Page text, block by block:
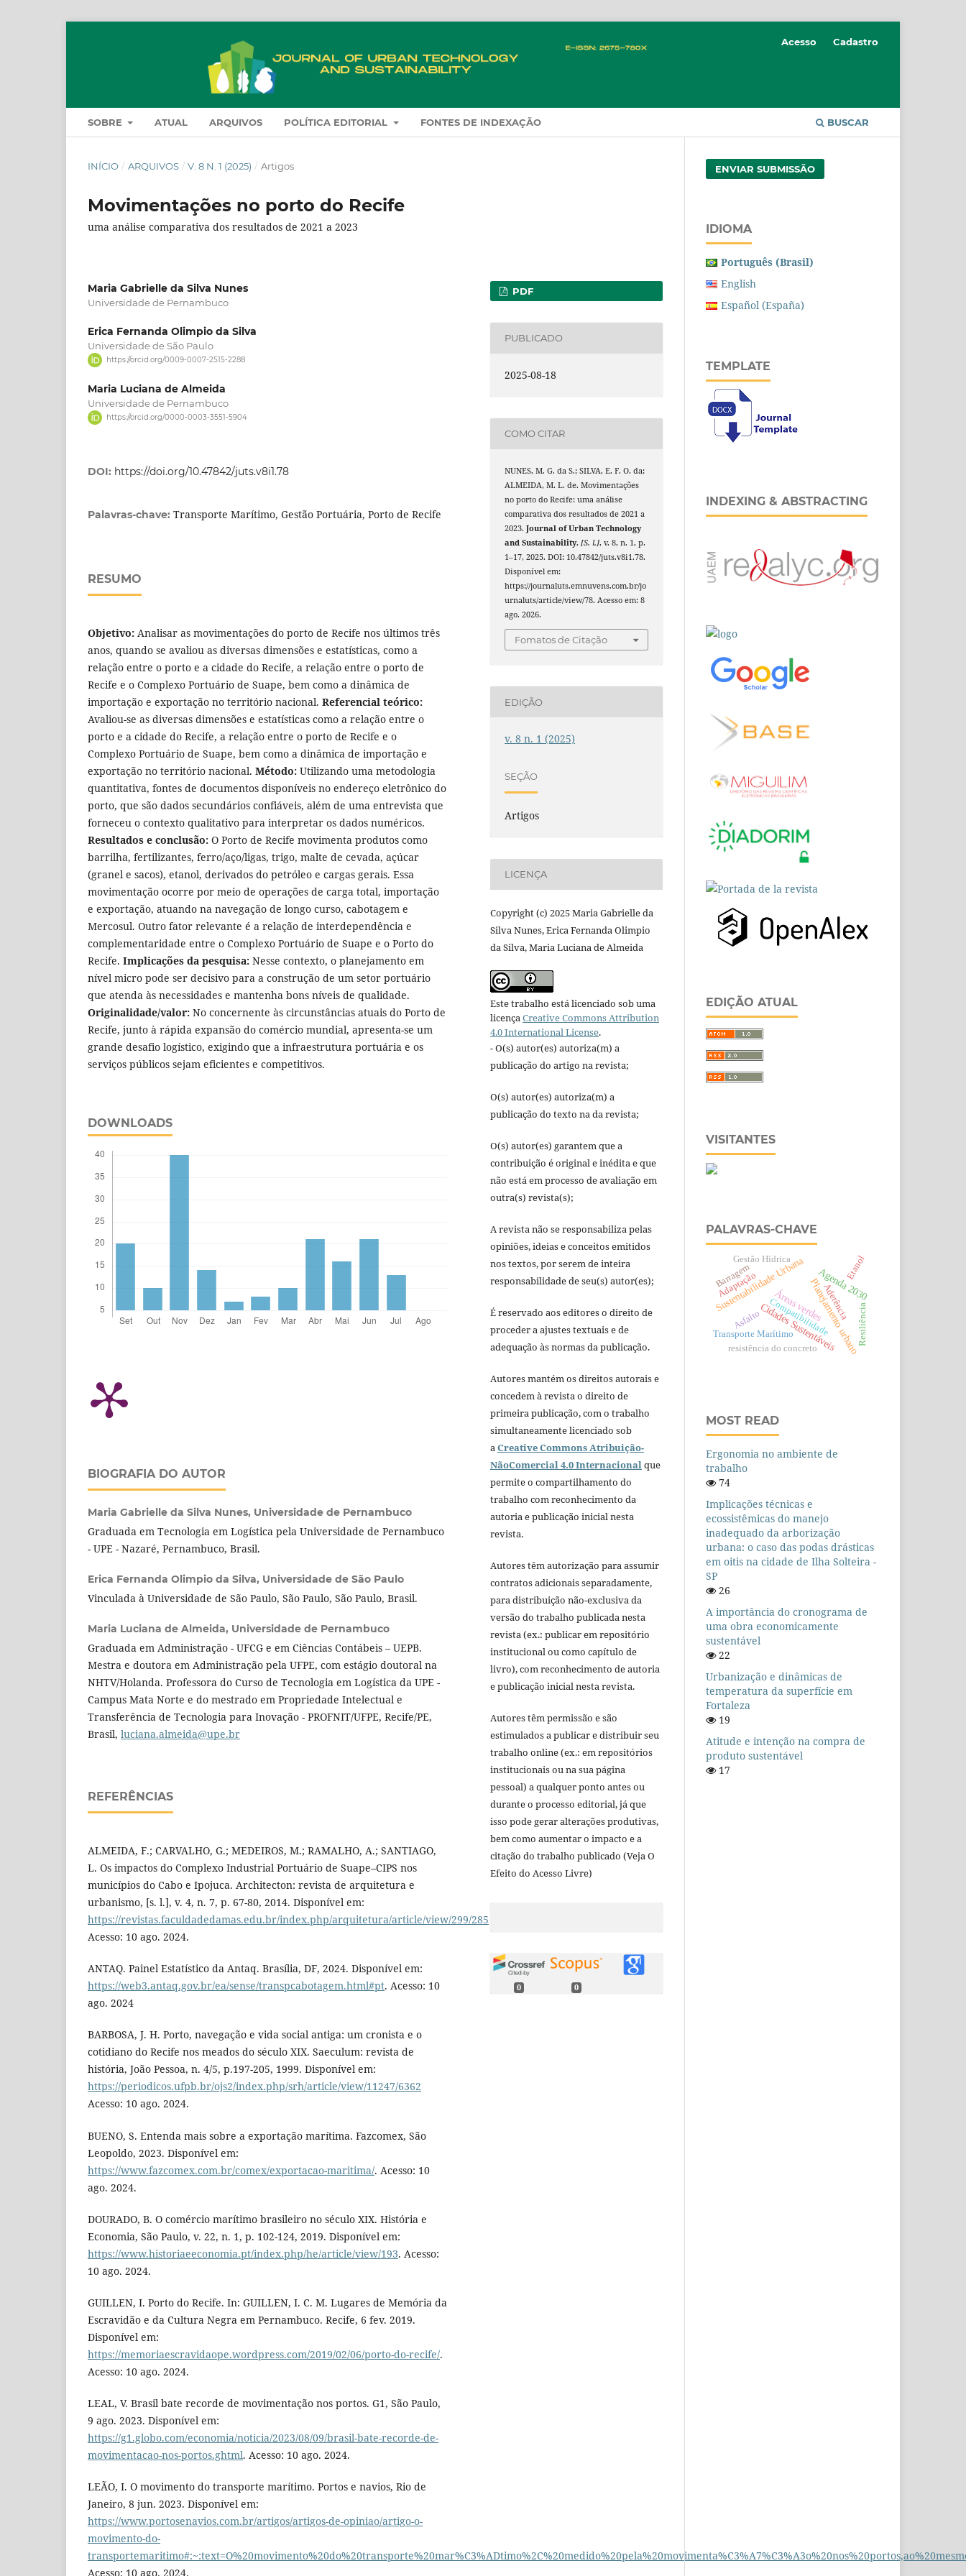
SOBRE ATUAL ARQUIVOS POLÍTICA EDITORIAL FONTES DE INDEXAÇÃO BUSCAR
Acesso Cadastro
INÍCIO / ARQUIVOS / V. 8 N. 1 (2025) / Artigos
Movimentações no porto do Recife
uma análise comparativa dos resultados de 2021 a 2023
Maria Gabrielle da Silva Nunes
Universidade de Pernambuco
Erica Fernanda Olimpio da Silva
Universidade de São Paulo
https://orcid.org/0009-0007-2515-2288
Maria Luciana de Almeida
Universidade de Pernambuco
https://orcid.org/0000-0003-3551-5904
DOI: https://doi.org/10.47842/juts.v8i1.78
Palavras-chave: Transporte Marítimo, Gestão Portuária, Porto de Recife
RESUMO
Objetivo: Analisar as movimentações do porto de Recife nos últimos três
anos, quando se avaliou as diversas dimensões e estatísticas, como a
relação entre o porto e a cidade do Recife, a relação entre o porto de
Recife e o Complexo Portuário de Suape, bem como a dinâmica de
importação e exportação no território nacional. Referencial teórico:
Avaliou-se as diversas dimensões e estatísticas como a relação entre o
porto e a cidade do Recife, a relação entre o porto de Recife e o
Complexo Portuário de Suape, bem como a dinâmica de importação e
exportação no território nacional. Método: Utilizando uma metodologia
quantitativa, fontes de documentos disponíveis no endereço eletrônico do
porto, que são dados secundários confiáveis, além de uma entrevista que
forneceu o contexto qualitativo para interpretar os dados numéricos.
Resultados e conclusão: O Porto de Recife movimenta produtos como
barrilha, fertilizantes, ferro/aço/ligas, trigo, malte de cevada, açúcar
(granel e sacos), etanol, derivados do petróleo e cargas gerais. Essa
movimentação ocorre por meio de operações de carga total, importação
e exportação, atuando na navegação de longo curso, cabotagem e
Mercosul. Outro fator relevante é a relação de interdependência e
complementaridade entre o Complexo Portuário de Suape e o Porto do
Recife. Implicações da pesquisa: Nesse contexto, o planejamento em
nível micro pode ser decisivo para a construção de um setor portuário
que atenda às necessidades e mantenha bons níveis de qualidade.
Originalidade/valor: No concernente às circunstâncias atuais do Porto de
Recife, junto à rápida expansão do comércio mundial, apresenta-se um
grande desafio logístico, exigindo que a infraestrutura portuária e os
serviços públicos sejam eficientes e competitivos.
DOWNLOADS
BIOGRAFIA DO AUTOR
Maria Gabrielle da Silva Nunes, Universidade de Pernambuco
Graduada em Tecnologia em Logística pela Universidade de Pernambuco
- UPE - Nazaré, Pernambuco, Brasil.
Erica Fernanda Olimpio da Silva, Universidade de São Paulo
Vinculada à Universidade de São Paulo, São Paulo, São Paulo, Brasil.
Maria Luciana de Almeida, Universidade de Pernambuco
Graduada em Administração - UFCG e em Ciências Contábeis – UEPB.
Mestra e doutora em Administração pela UFPE, com estágio doutoral na
NHTV/Holanda. Professora do Curso de Tecnologia em Logística da UPE -
Campus Mata Norte e do mestrado em Propriedade Intelectual e
Transferência de Tecnologia para Inovação - PROFNIT/UFPE, Recife/PE,
Brasil, luciana.almeida@upe.br
REFERÊNCIAS
ALMEIDA, F.; CARVALHO, G.; MEDEIROS, M.; RAMALHO, A.; SANTIAGO,
L. Os impactos do Complexo Industrial Portuário de Suape–CIPS nos
municípios do Cabo e Ipojuca. Architecton: revista de arquitetura e
urbanismo, [s. l.], v. 4, n. 7, p. 67-80, 2014. Disponível em:
https://revistas.faculdadedamas.edu.br/index.php/arquitetura/article/view/299/285
Acesso: 10 ago. 2024.
ANTAQ. Painel Estatístico da Antaq. Brasília, DF, 2024. Disponível em:
https://web3.antaq.gov.br/ea/sense/transpcabotagem.html#pt. Acesso: 10
ago. 2024
BARBOSA, J. H. Porto, navegação e vida social antiga: um cronista e o
cotidiano do Recife nos meados do século XIX. Saeculum: revista de
história, João Pessoa, n. 4/5, p.197-205, 1999. Disponível em:
https://periodicos.ufpb.br/ojs2/index.php/srh/article/view/11247/6362
Acesso: 10 ago. 2024.
BUENO, S. Entenda mais sobre a exportação marítima. Fazcomex, São
Leopoldo, 2023. Disponível em:
https://www.fazcomex.com.br/comex/exportacao-maritima/. Acesso: 10
ago. 2024.
DOURADO, B. O comércio marítimo brasileiro no século XIX. História e
Economia, São Paulo, v. 22, n. 1, p. 102-124, 2019. Disponível em:
https://www.historiaeeconomia.pt/index.php/he/article/view/193. Acesso:
10 ago. 2024.
GUILLEN, I. Porto do Recife. In: GUILLEN, I. C. M. Lugares de Memória da
Escravidão e da Cultura Negra em Pernambuco. Recife, 6 fev. 2019.
Disponível em:
https://memoriaescravidaope.wordpress.com/2019/02/06/porto-do-recife/.
Acesso: 10 ago. 2024.
LEAL, V. Brasil bate recorde de movimentação nos portos. G1, São Paulo,
9 ago. 2023. Disponível em:
https://g1.globo.com/economia/noticia/2023/08/09/brasil-bate-recorde-de-
movimentacao-nos-portos.ghtml. Acesso: 10 ago. 2024.
LEÃO, I. O movimento do transporte marítimo. Portos e navios, Rio de
Janeiro, 8 jun. 2023. Disponível em:
https://www.portosenavios.com.br/artigos/artigos-de-opiniao/artigo-o-
movimento-do-
Acesso: 10 ago. 2024.
PDF
PUBLICADO
2025-08-18
COMO CITAR
NUNES, M. G. da S.; SILVA, E. F. O. da;
ALMEIDA, M. L. de. Movimentações
no porto do Recife: uma análise
comparativa dos resultados de 2021 a
2023.Journal of Urban Technology
and Sustainability,[S. l.], v. 8, n. 1, p.
1–17, 2025. DOI: 10.47842/juts.v8i1.78.
Disponível em:
https://journaluts.emnuvens.com.br/jo
urnaluts/article/view/78. Acesso em: 8
ago. 2026.
Fomatos de Citação
EDIÇÃO
v. 8 n. 1 (2025)
SEÇÃO
Artigos
LICENÇA
Copyright (c) 2025 Maria Gabrielle da
Silva Nunes, Erica Fernanda Olimpio
da Silva, Maria Luciana de Almeida
Este trabalho está licenciado sob uma
licença Creative Commons Attribution
4.0 International License.
- O(s) autor(es) autoriza(m) a
publicação do artigo na revista;
O(s) autor(es) autoriza(m) a
publicação do texto na da revista;
O(s) autor(es) garantem que a
contribuição é original e inédita e que
não está em processo de avaliação em
outra(s) revista(s);
A revista não se responsabiliza pelas
opiniões, ideias e conceitos emitidos
nos textos, por serem de inteira
responsabilidade de seu(s) autor(es);
É reservado aos editores o direito de
proceder a ajustes textuais e de
adequação às normas da publicação.
Autores mantém os direitos autorais e
concedem à revista o direito de
primeira publicação, com o trabalho
simultaneamente licenciado sob
aCreative Commons Atribuição-
NãoComercial 4.0 Internacionalque
permite o compartilhamento do
trabalho com reconhecimento da
autoria e publicação inicial nesta
revista.
Autores têm autorização para assumir
contratos adicionais separadamente,
para distribuição não-exclusiva da
versão do trabalho publicada nesta
revista (ex.: publicar em repositório
institucional ou como capítulo de
livro), com reconhecimento de autoria
e publicação inicial nesta revista.
Autores têm permissão e são
estimulados a publicar e distribuir seu
trabalho online (ex.: em repositórios
institucionais ou na sua página
pessoal) a qualquer ponto antes ou
durante o processo editorial, já que
isso pode gerar alterações produtivas,
bem como aumentar o impacto e a
citação do trabalho publicado (Veja O
Efeito do Acesso Livre)
0 0
ENVIAR SUBMISSÃO
IDIOMA
Português (Brasil)
English
Español (España)
TEMPLATE
INDEXING & ABSTRACTING
EDIÇÃO ATUAL
VISITANTES
PALAVRAS-CHAVE
Sustentabilidade UrbanaPlanejamento urbano
Cidades Sustentáveis
Áreas verdes
Agenda 2030
resistência do concreto
Gestão Hídrica
Resiliência
Adaptação
Transporte Marítimo
Etanol
Aderência
Compatibilidade
Asfalto
Barragem
MOST READ
Ergonomia no ambiente de
trabalho
74
Implicações técnicas e
ecossistêmicas do manejo
inadequado da arborização
urbana: o caso das podas drásticas
em oitis na cidade de Ilha Solteira -
SP
26
A importância do cronograma de
uma obra economicamente
sustentável
22
Urbanização e dinâmicas de
temperatura da superfície em
Fortaleza
19
Atitude e intenção na compra de
produto sustentável
17